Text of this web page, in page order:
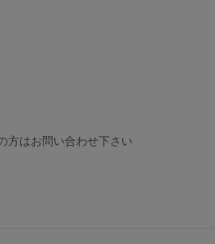
方はお問い合わせ下さい